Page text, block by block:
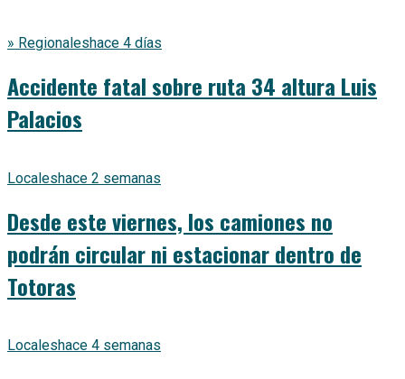
» Regionaleshace 4 días
Accidente fatal sobre ruta 34 altura Luis
Palacios
Localeshace 2 semanas
Desde este viernes, los camiones no
podrán circular ni estacionar dentro de
Totoras
Localeshace 4 semanas